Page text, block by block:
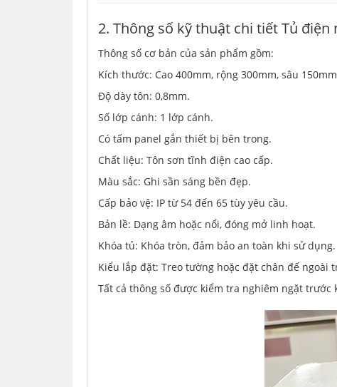
2. Thông số kỹ thuật chi tiết Tủ
Thông số cơ bản của sản phẩm gồm:
Kích thước: Cao 400mm, rộng 300mm, sâu
Độ dày tôn: 0,8mm.
Số lớp cánh: 1 lớp cánh.
Có tấm panel gắn thiết bị bên trong.
Chất liệu: Tôn sơn tĩnh điện cao cấp.
Màu sắc: Ghi sần sáng bền đẹp.
Cấp bảo vệ: IP từ 54 đến 65 tùy yêu cầu.
Bản lề: Dạng âm hoặc nổi, đóng mở linh hoạt.
Khóa tủ: Khóa tròn, đảm bảo an toàn khi sử dụng.
Kiểu lắp đặt: Treo tường hoặc đặt chân đế ngoài
Tất cả thông số được kiểm tra nghiêm ngặt trước